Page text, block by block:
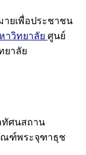
ยเพื่อประชาชน
าวิทยาลัย ศูนย์
ยาลัย
ศนสถาน
ฑ์พระจุฑาธุช